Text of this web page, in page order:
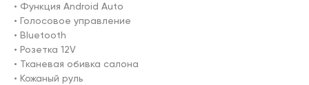
• Функция Android Auto
• Голосовое управление
• Bluetooth
• Розетка 12V
• Тканевая обивка салона
• Кожаный руль